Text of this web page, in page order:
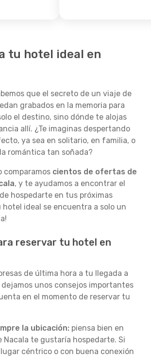
tu hotel ideal en
que el secreto de un viaje de
grabados en la memoria para
el destino, sino dónde te alojas
allí. ¿Te imaginas despertando
ya sea en solitario, en familia, o
romántica tan soñada?
comparamos cientos de ofertas de
, y te ayudamos a encontrar el
hospedarte en tus próximas
hotel ideal se encuentra a solo un
reservar tu hotel en
de última hora a tu llegada a
unos consejos importantes
en el momento de reservar tu
la ubicación: piensa bien en
Nacala te gustaría hospedarte. Si
céntrico o con buena conexión